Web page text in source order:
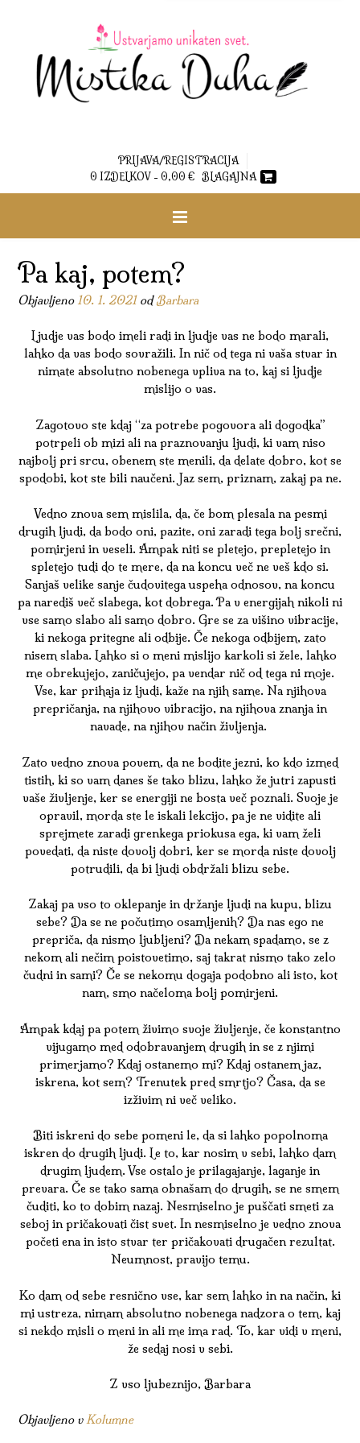
PRIJAVA/REGISTRACIJA
0 IZDELKOV - 0,00 € BLAGAJNA
Pa kaj, potem?
Objavljeno 10. 1. 2021odBarbara
Ljudje vas bodo imeli radi in ljudje vas ne bodo marali,
lahko da vas bodo sovražili. In nič od tega ni vaša stvar in
nimate absolutno nobenega vpliva na to, kaj si ljudje
mislijo o vas.
Zagotovo ste kdaj “za potrebe pogovora ali dogodka”
potrpeli ob mizi ali na praznovanju ljudi, ki vam niso
najbolj pri srcu, obenem ste menili, da delate dobro, kot se
spodobi, kot ste bili naučeni. Jaz sem, priznam, zakaj pa ne.
Vedno znova sem mislila, da, če bom plesala na pesmi
drugih ljudi, da bodo oni, pazite, oni zaradi tega bolj srečni,
pomirjeni in veseli. Ampak niti se pletejo, prepletejo in
spletejo tudi do te mere, da na koncu več ne veš kdo si.
Sanjaš velike sanje čudovitega uspeha odnosov, na koncu
pa narediš več slabega, kot dobrega. Pa v energijah nikoli ni
vse samo slabo ali samo dobro. Gre se za višino vibracije,
ki nekoga pritegne ali odbije. Če nekoga odbijem, zato
nisem slaba. Lahko si o meni mislijo karkoli si žele, lahko
me obrekujejo, zaničujejo, pa vendar nič od tega ni moje.
Vse, kar prihaja iz ljudi, kaže na njih same. Na njihova
prepričanja, na njihovo vibracijo, na njihova znanja in
navade, na njihov način življenja.
Zato vedno znova povem, da ne bodite jezni, ko kdo izmed
tistih, ki so vam danes še tako blizu, lahko že jutri zapusti
vaše življenje, ker se energiji ne bosta več poznali. Svoje je
opravil, morda ste le iskali lekcijo, pa je ne vidite ali
sprejmete zaradi grenkega priokusa ega, ki vam želi
povedati, da niste dovolj dobri, ker se morda niste dovolj
potrudili, da bi ljudi obdržali blizu sebe.
Zakaj pa vso to oklepanje in držanje ljudi na kupu, blizu
sebe? Da se ne počutimo osamljenih? Da nas ego ne
prepriča, da nismo ljubljeni? Da nekam spadamo, se z
nekom ali nečim poistovetimo, saj takrat nismo tako zelo
čudni in sami? Če se nekomu dogaja podobno ali isto, kot
nam, smo načeloma bolj pomirjeni.
Ampak kdaj pa potem živimo svoje življenje, če konstantno
vijugamo med odobravanjem drugih in se z njimi
primerjamo? Kdaj ostanemo mi? Kdaj ostanem jaz,
iskrena, kot sem? Trenutek pred smrtjo? Časa, da se
izživim ni več veliko.
Biti iskreni do sebe pomeni le, da si lahko popolnoma
iskren do drugih ljudi. Le to, kar nosim v sebi, lahko dam
drugim ljudem. Vse ostalo je prilagajanje, laganje in
prevara. Če se tako sama obnašam do drugih, se ne smem
čuditi, ko to dobim nazaj. Nesmiselno je puščati smeti za
seboj in pričakovati čist svet. In nesmiselno je vedno znova
početi ena in isto stvar ter pričakovati drugačen rezultat.
Neumnost, pravijo temu.
Ko dam od sebe resnično vse, kar sem lahko in na način, ki
mi ustreza, nimam absolutno nobenega nadzora o tem, kaj
si nekdo misli o meni in ali me ima rad. To, kar vidi v meni,
že sedaj nosi v sebi.
Z vso ljubeznijo, Barbara
Objavljeno vKolumne